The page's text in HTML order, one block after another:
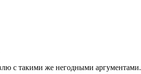
с такими же негодными аргументами.